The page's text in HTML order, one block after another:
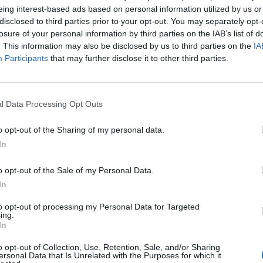
interest-based ads based on personal information utilized by us
to third parties prior to your opt-out. You may separately
of your personal information by third parties on the IAB’s list of
This information may also be disclosed by us to third parties on the
Participants that may further disclose it to other third parties.
Data Processing Opt Outs
opt-out of the Sharing of my personal data.
opt-out of the Sale of my Personal Data.
opt-out of processing my Personal Data for Targeted
opt-out of Collection, Use, Retention, Sale, and/or Sharing
Data that Is Unrelated with the Purposes for which it
il retroscena che nelle ultime ore era già
in rete. A un ritorno, Grillo, "ci sta
ho elementi fondati per sostenerlo", ha
"E' un becchino
Grillo sul M5S